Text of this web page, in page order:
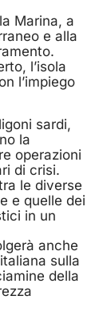
Marina, a
e alla
l’isola
l’impiego
sardi,
la
operazioni
di crisi.
le diverse
e quelle dei
in un
anche
sulla
della